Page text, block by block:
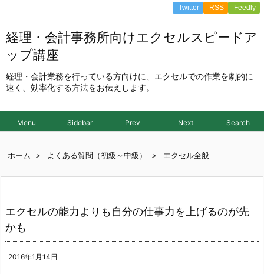
経理・会計事務所向けエクセルスピードア
ップ講座
経理・会計業務を行っている方向けに、エクセルでの作業を劇的に
速く、効率化する方法をお伝えします。
Menu Sidebar Prev Next Search
Twitter RSS Feedly
ホーム > よくある質問（初級～中級） > エクセル全般
エクセルの能力よりも自分の仕事力を上げるのが先
かも
2016年1月14日